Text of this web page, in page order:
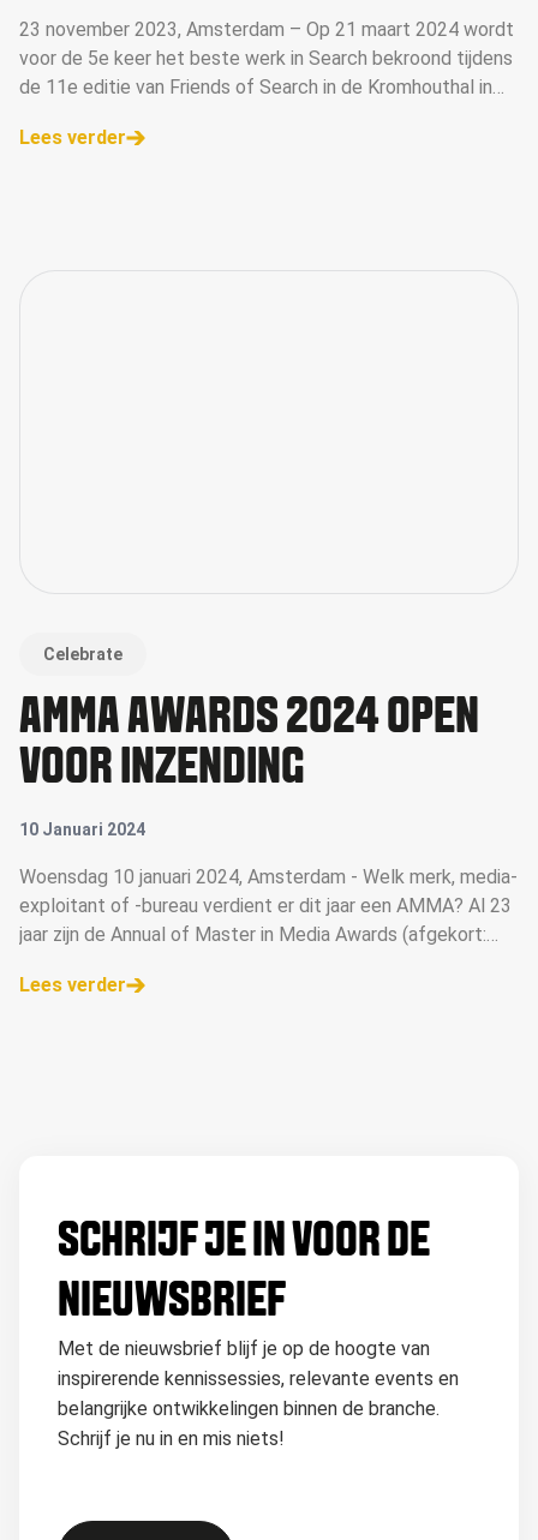
23 november 2023, Amsterdam – Op 21 maart 2024 wordt
voor de 5e keer het beste werk in Search bekroond tijdens
de 11e editie van Friends of Search in de Kromhouthal in
vandaag geopend
Lees verder
Celebrate
AMMA AWARDS 2024 OPEN
VOOR INZENDING
10 Januari 2024
Woensdag 10 januari 2024, Amsterdam - Welk merk, media-
exploitant of -bureau verdient er dit jaar een AMMA? Al 23
jaar zijn de Annual of Master in Media Awards (afgekort:
opvallendste concepten en grootste talenten. Deze week
Lees verder
SCHRIJF JE IN VOOR DE
NIEUWSBRIEF
Met de nieuwsbrief blijf je op de hoogte van
inspirerende kennissessies, relevante events en
belangrijke ontwikkelingen binnen de branche.
Schrijf je nu in en mis niets!